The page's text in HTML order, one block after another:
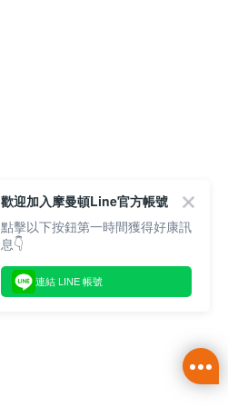
歡迎加入摩曼頓Line官方帳號
點擊以下按鈕第一時間獲得好康訊
息👇
連結 LINE 帳號